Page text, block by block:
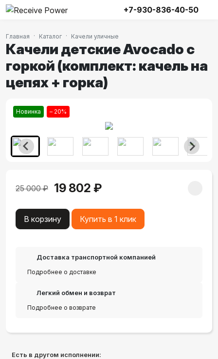
+7-930-836-40-50
Главная Каталог Качели уличные
Качели детские Avocado с
горкой (комплект: качель на
цепях + горка)
Новинка – 20%
25 000 ₽ 19 802 ₽
В корзину Купить в 1 клик
Доставка транспортной компанией
Подробнее о доставке
Легкий обмен и возврат
Подробнее о возврате
Есть в другом исполнении: